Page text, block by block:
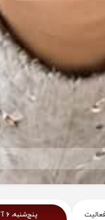
پنج‌شنبه، 6 آگوست، 2026